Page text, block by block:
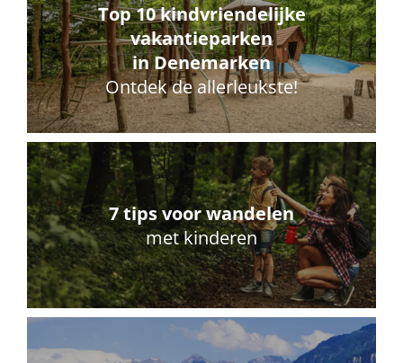
Top 10 kindvriendelijke
vakantieparken
in Denemarken
Ontdek de allerleukste!
7 tips voor wandelen
met kinderen